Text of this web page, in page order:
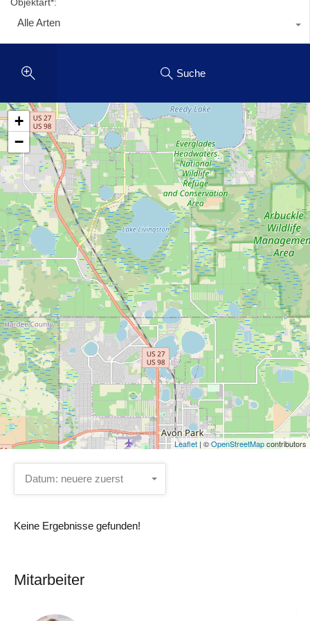
Objektart*:
Alle Arten
Suche
+
−
Leaflet| ©OpenStreetMapcontributors
Datum: neuere zuerst
Keine Ergebnisse gefunden!
Mitarbeiter